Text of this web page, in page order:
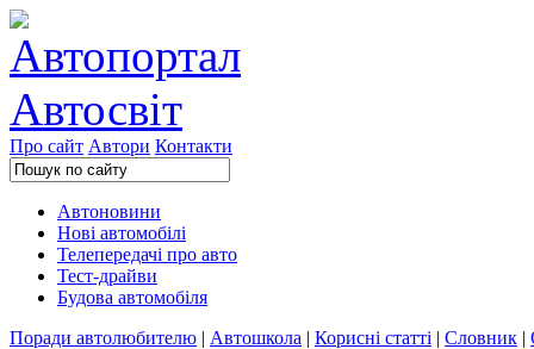
Про сайт Автори Контакти
Автоновини
Нові автомобілі
Телепередачі про авто
Тест-драйви
Будова автомобіля
Поради автолюбителю | Автошкола | Корисні статті | Словник |